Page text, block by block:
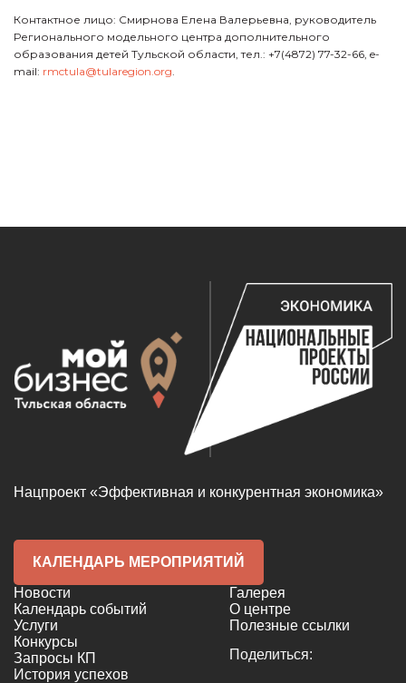
Контактное лицо: Смирнова Елена Валерьевна, руководитель
Регионального модельного центра дополнительного
образования детей Тульской области, тел.: +7(4872) 77-32-66, e-
mail: rmctula@tularegion.org.
Нацпроект «Эффективная и конкурентная экономика»
КАЛЕНДАРЬ МЕРОПРИЯТИЙ
Новости
Календарь событий
Услуги
Конкурсы
Запросы КП
История успехов
Галерея
О центре
Полезные ссылки
Поделиться: